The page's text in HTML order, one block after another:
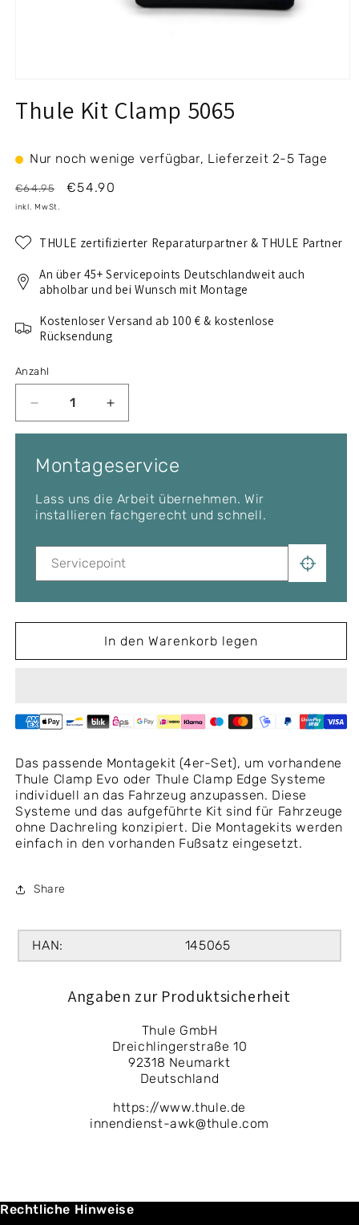
1
in
Thule Kit Clamp 5065
Nur noch wenige verfügbar, Lieferzeit 2-5 Tage
Normaler
Preis
€64.95 Verkaufspreis
€54.90
inkl. MwSt.
THULE zertifizierter Reparaturpartner & THULE Partner
An über 45+ Servicepoints Deutschlandweit auch
abholbar und bei Wunsch mit Montage
Kostenloser Versand ab 100 € & kostenlose
Rücksendung
Anzahl
Verringere
die
für
Thule
Clamp
5065
Erhöhe
die
Thule
Clamp
5065
Montageservice
Lass uns die Arbeit übernehmen. Wir
installieren fachgerecht und schnell.
In den Warenkorb legen
Das passende Montagekit (4er-Set), um vorhandene
Thule Clamp Evo oder Thule Clamp Edge Systeme
individuell an das Fahrzeug anzupassen. Diese
Systeme und das aufgeführte Kit sind für Fahrzeuge
ohne Dachreling konzipiert. Die Montagekits werden
einfach in den vorhanden Fußsatz eingesetzt.
Share
HAN: 145065
Angaben zur Produktsicherheit
Thule GmbH
Dreichlingerstraße 10
92318 Neumarkt
Deutschland
https://www.thule.de
innendienst-awk@thule.com
Rechtliche Hinweise